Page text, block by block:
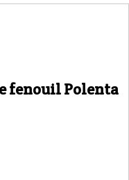
fenouil Polenta